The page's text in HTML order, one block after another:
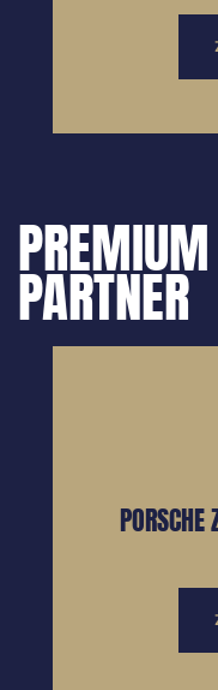
PREMIUM
PARTNER
PORSCHE